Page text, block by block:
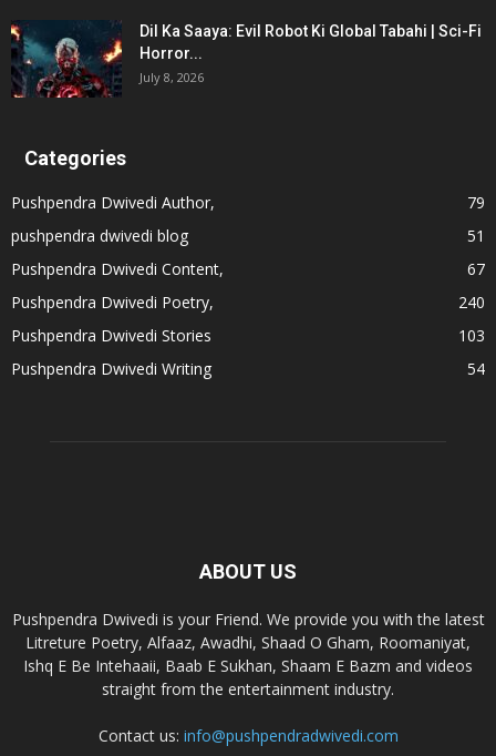
Dil Ka Saaya: Evil Robot Ki Global Tabahi | Sci-Fi
Horror...
July 8, 2026
Categories
Pushpendra Dwivedi Author,
79
pushpendra dwivedi blog
51
Pushpendra Dwivedi Content,
67
Pushpendra Dwivedi Poetry,
240
Pushpendra Dwivedi Stories
103
Pushpendra Dwivedi Writing
54
ABOUT US
Pushpendra Dwivedi is your Friend. We provide you with the latest
Litreture Poetry, Alfaaz, Awadhi, Shaad O Gham, Roomaniyat,
Ishq E Be Intehaaii, Baab E Sukhan, Shaam E Bazm and videos
straight from the entertainment industry.
Contact us: info@pushpendradwivedi.com